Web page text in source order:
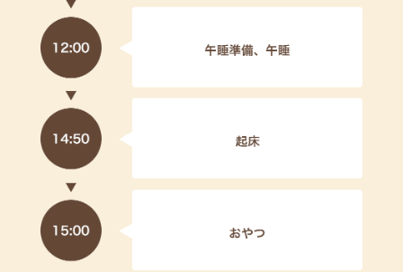
********************************************************************
************
【令和６年度 入園申込 受付中です。】 2024/5/16
🌸０歳児《令和５（2023）年４月２日生～令和６
（2024）年４月１日生》 ４ 名
🌸１歳児《令和４（2022）年４月２日生～令和５
（2023）年４月１日生》 １ 名
見学や詳しい内容などは、直接当園にお問い
合わせください。